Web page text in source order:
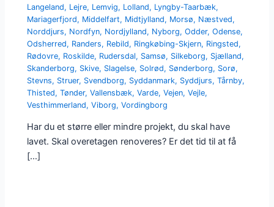
Langeland, Lejre, Lemvig, Lolland, Lyngby-Taarbæk,
Mariagerfjord, Middelfart, Midtjylland, Morsø, Næstved,
Norddjurs, Nordfyn, Nordjylland, Nyborg,Odder,Odense,
Odsherred, Randers, Rebild, Ringkøbing-Skjern, Ringsted,
Rødovre, Roskilde, Rudersdal, Samsø, Silkeborg, Sjælland,
Skanderborg, Skive, Slagelse, Solrød, Sønderborg, Sorø,
Stevns, Struer, Svendborg, Syddanmark, Syddjurs,Tårnby,
Thisted,Tønder,Vallensbæk,Varde,Vejen,Vejle,
Vesthimmerland,Viborg,Vordingborg
Har du et større eller mindre projekt, du skal have
lavet. Skal overetagen renoveres? Er det tid til at få
[…]